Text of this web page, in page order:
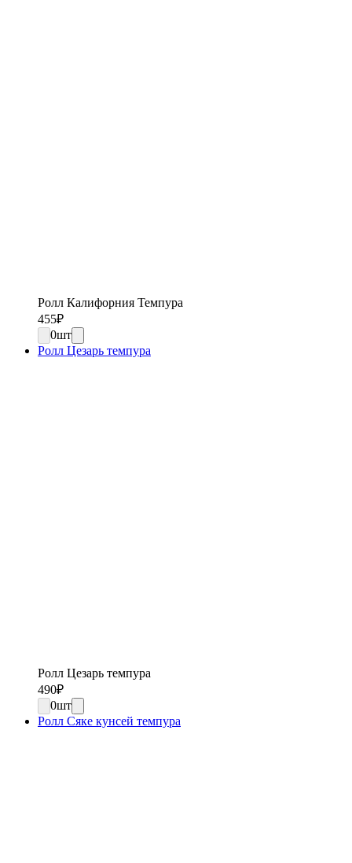
Ролл Калифорния Темпура
455₽
0шт
Ролл Цезарь темпура
Ролл Цезарь темпура
490₽
0шт
Ролл Сяке кунсей темпура